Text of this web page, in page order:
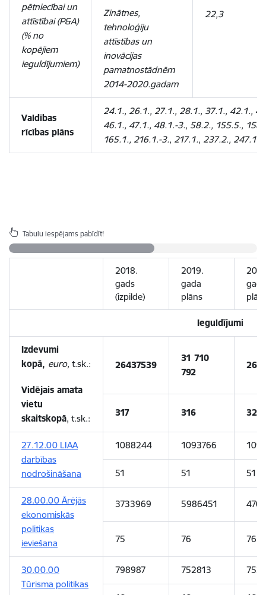
pētniecībai un
attīstībai (P&A)
(% no
kopējiem
ieguldījumiem)
Zinātnes,
tehnoloģiju
attīstības un
inovācijas
pamatnostādnēm
2014-2020.gadam
22,3
Valdības
rīcības plāns
24.1., 26.1., 27.1., 28.1., 37.1., 42.1.,
46.1., 47.1., 48.1.-3., 58.2., 155.5.,
165.1., 216.1.-3., 217.1., 237.2., 247.1.
Tabulu iespējams pabīdīt!
2018.
gads
(izpilde)
2019.
gada
plāns
gada
Ieguldījumi
Izdevumi
kopā, euro, t.sk.:
Vidējais amata
vietu
skaitskopā, t.sk.:
26437539
31 710
792
317 316 324
27.12.00 LIAA
darbības
nodrošināšana
1088244 1093766
51 51 51
28.00.00 Ārējās
ekonomiskās
politikas
ieviešana
3733969 5986451
75 76 76
30.00.00
Tūrisma politikas
798987 752813